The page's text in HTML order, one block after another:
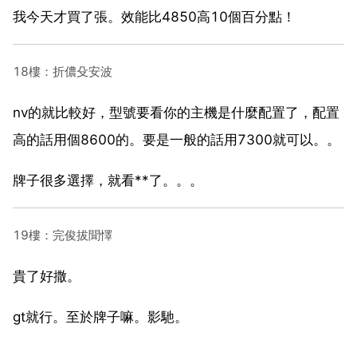
我今天才買了張。效能比4850高10個百分點！
18樓：折儂殳安波
nv的就比較好，型號要看你的主機是什麼配置了，配置
高的話用個8600的。要是一般的話用7300就可以。。
牌子很多選擇，就看**了。。。
19樓：完俊拔聞懌
貴了好撒。
gt就行。至於牌子嘛。影馳。